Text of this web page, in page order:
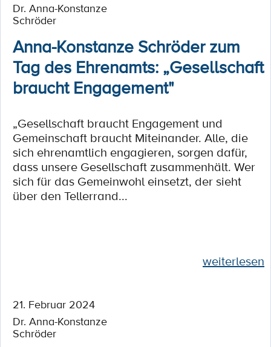
Dr. Anna-Konstanze
Schröder
Anna-Konstanze Schröder zum
Tag des Ehrenamts: „Gesellschaft
braucht Engagement"
„Gesellschaft braucht Engagement und
Gemeinschaft braucht Miteinander. Alle, die
sich ehrenamtlich engagieren, sorgen dafür,
dass unsere Gesellschaft zusammenhält. Wer
sich für das Gemeinwohl einsetzt, der sieht
über den Tellerrand...
weiterlesen
21. Februar 2024
Dr. Anna-Konstanze
Schröder